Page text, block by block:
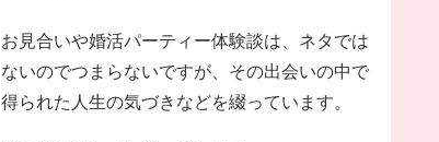
お見合いや婚活パーティー体験談は、ネタでは
ないのでつまらないですが、その出会いの中で
得られた人生の気づきなどを綴っています。